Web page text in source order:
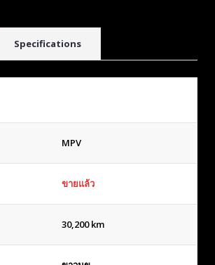
Specifications
MPV
ขายแล้ว
30,200 km